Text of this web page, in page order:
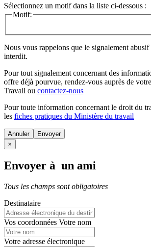
Sélectionnez un motif dans la liste ci-dessous :
Motif:
Nous vous rappelons que le signalement abusif
interdit.
Pour tout signalement concernant des
offre déjà pourvue, rendez-vous auprès de
Travail ou contactez-nous
Pour toute information concernant le droit du
les fiches pratiques du Ministère du travail
Annuler
×
Envoyer à un ami
Tous les champs sont obligatoires
Destinataire
Vos coordonnées Votre nom
Votre adresse électronique